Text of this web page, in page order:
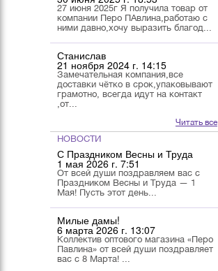
27 июня 2025г Я получила товар от
компании Перо ПАвлина,работаю с
ними давно,хочу выразить благод...
Станислав
21 ноября 2024 г. 14:15
Замечательная компания,все
доставки чётко в срок,упаковывают
грамотно, всегда идут на контакт
,от...
Читать все
НОВОСТИ
С Праздником Весны и Труда
1 мая 2026 г. 7:51
От всей души поздравляем вас с
Праздником Весны и Труда — 1
Мая! Пусть этот день...
Милые дамы!
6 марта 2026 г. 13:07
Коллектив оптового магазина «Перо
Павлина» от всей души поздравляет
вас с 8 Марта! ...